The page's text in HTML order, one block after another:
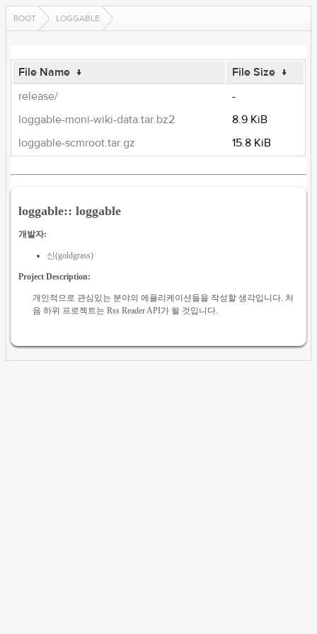
ROOT LOGGABLE
File Name ↓ File Size ↓
release/
-
loggable-moni-wiki-data.tar.bz2
8.9 KiB
loggable-scmroot.tar.gz
15.8 KiB
loggable:: loggable
개발자:
신(goldgrass)
Project Description:
개인적으로 관심있는 분야의 에플리케이션들을 작성할 생각입니다. 처
음 하위 프로젝트는 Rss Reader API가 될 것입니다.